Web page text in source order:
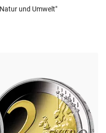
und Umwelt"